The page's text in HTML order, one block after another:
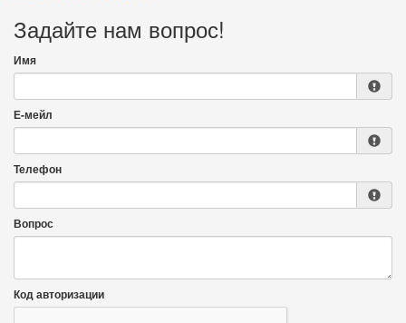
Задайте нам вопрос!
Имя
Е-мейл
Телефон
Вопрос
Код авторизации